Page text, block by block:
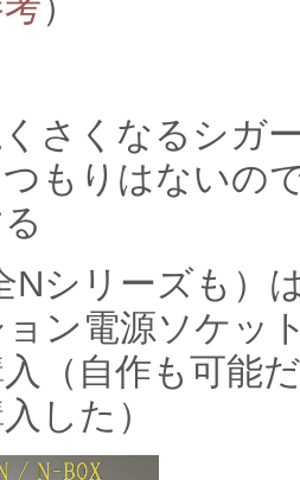
さくなるシガ
もりはないの
Nシリーズも）
ン電源ソケッ
（自作も可能
した）